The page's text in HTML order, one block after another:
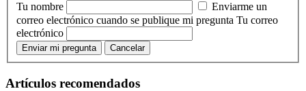
Tu nombre
Enviarme un
correo electrónico cuando se publique mi pregunta Tu correo
electrónico
Enviar mi pregunta Cancelar
Artículos recomendados